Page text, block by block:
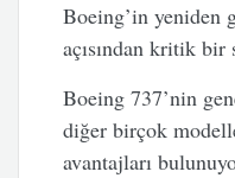
Boeing’in yeniden
açısından kritik bir
Boeing 737’nin
diğer birçok
avantajları